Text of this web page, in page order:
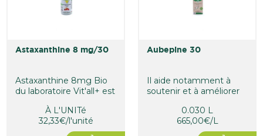
astaxanthine 8 mg/30
Astaxanthine 8mg Bio
du laboratoire Vit'all+ est
alimentaire...À L'UNITé
32,33€/l'unité
aubepine 30
Il aide notamment à
soutenir et à améliorer
0.030 L
665,00€/L